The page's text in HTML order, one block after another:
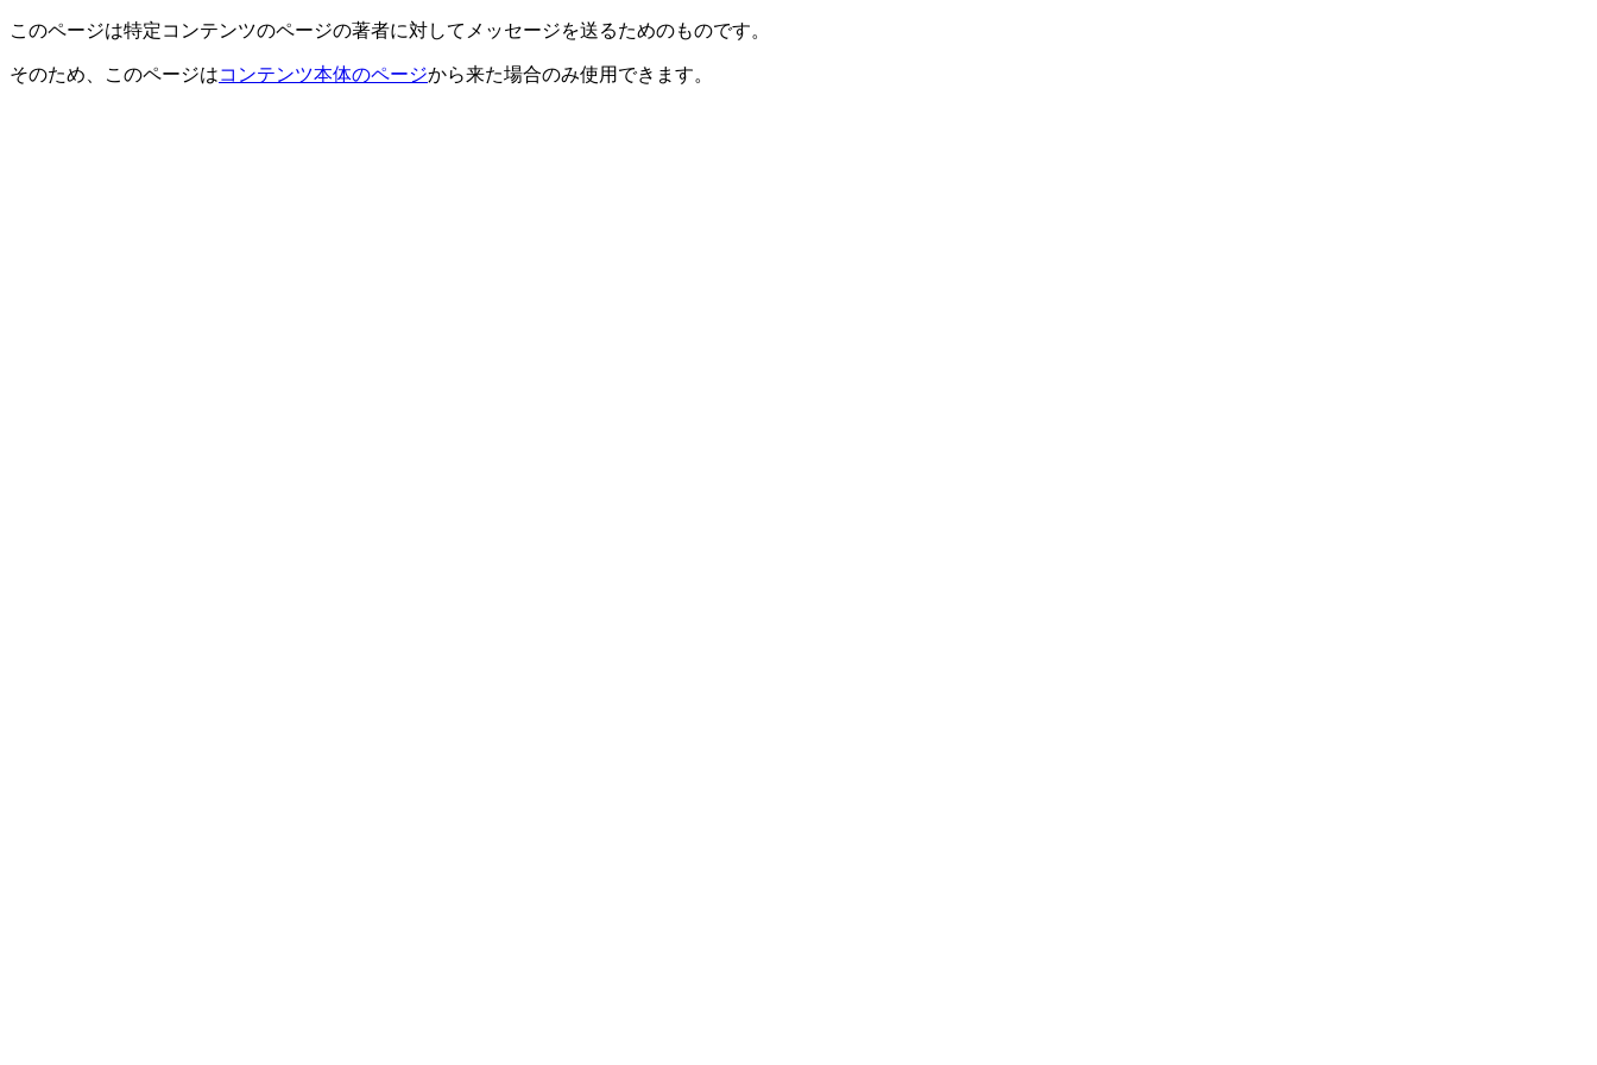
このページは特定コンテンツのページの著者に対してメッセージを送るためのものです。
そのため、このページはコンテンツ本体のページから来た場合のみ使用できます。